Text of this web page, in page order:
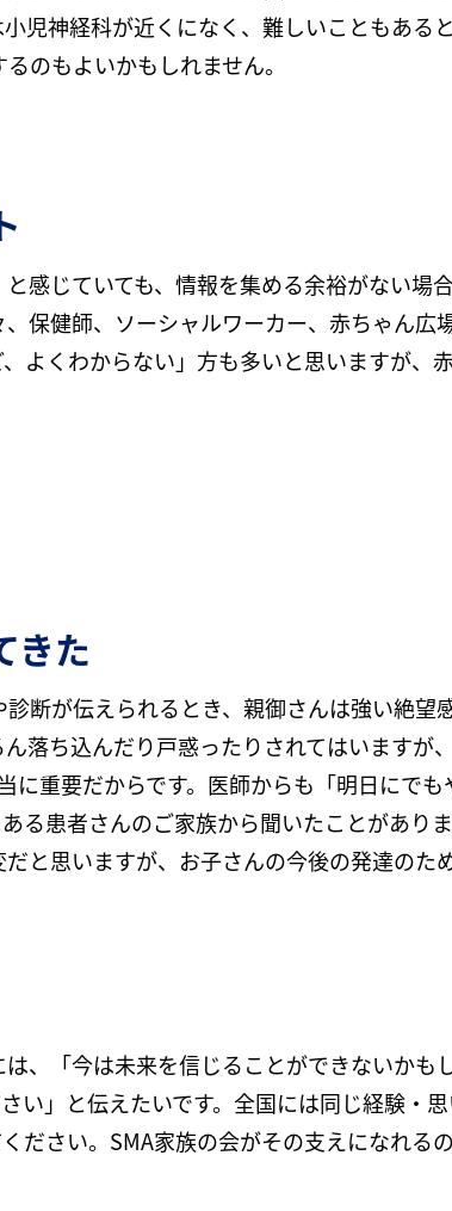
児神経科が近くになく、難しいこともある
のもよいかもしれません。
感じていても、情報を集める余裕がない場
保健師、ソーシャルワーカー、赤ちゃん広
よくわからない」方も多いと思いますが、
きた
断が伝えられるとき、親御さんは強い絶望
落ち込んだり戸惑ったりされてはいますが
に重要だからです。医師からも「明日にで
る患者さんのご家族から聞いたことがありま
と思いますが、お子さんの今後の発達のた
、「今は未来を信じることができないかも
い」と伝えたいです。全国には同じ経験・
ださい。SMA家族の会がその支えになれる